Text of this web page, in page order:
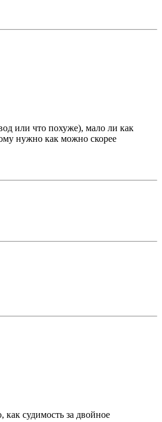
или что похуже), мало ли как
нужно как можно скорее
судимость за двойное